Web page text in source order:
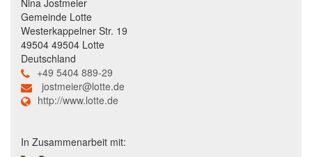
Nina Jostmeier
Gemeinde Lotte
Westerkappelner Str. 19
49504 49504 Lotte
Deutschland
+49 5404 889-29
jostmeier@lotte.de
http://www.lotte.de
In Zusammenarbeit mit: